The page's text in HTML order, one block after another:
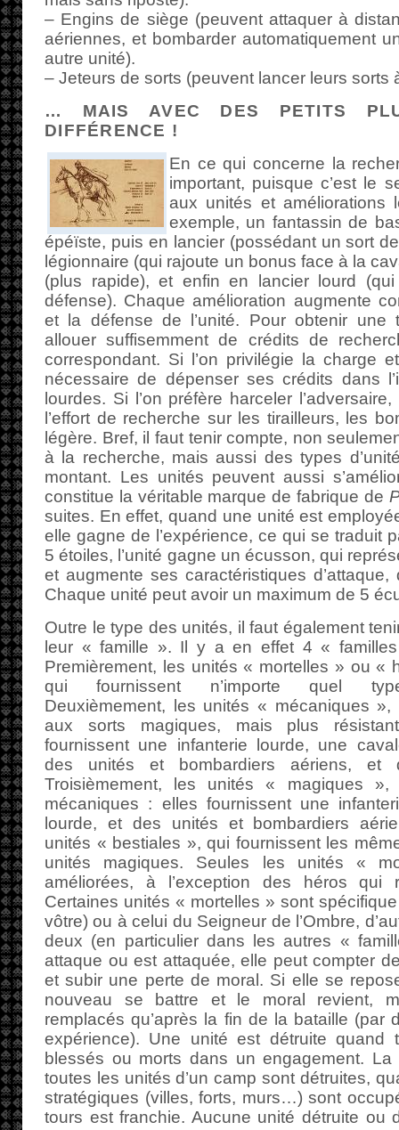
– Engins de siège (peuvent attaquer à
aériennes, et bombarder automatiquement
autre unité).
– Jeteurs de sorts (peuvent lancer leurs sorts
… MAIS AVEC DES PETITS
DIFFÉRENCE !
En ce qui concerne la
important, puisque c’est le
aux unités et améliorations
exemple, un fantassin de
épéïste, puis en lancier (possédant un sort
légionnaire (qui rajoute un bonus face à la
(plus rapide), et enfin en lancier lourd
défense). Chaque amélioration augmente
et la défense de l’unité. Pour obtenir une
allouer suffisemment de crédits de
correspondant. Si l’on privilégie la charge
nécessaire de dépenser ses crédits dans
lourdes. Si l’on préfère harceler
l’effort de recherche sur les tirailleurs, les
légère. Bref, il faut tenir compte, non
à la recherche, mais aussi des types
montant. Les unités peuvent aussi
constitue la véritable marque de fabrique de
suites. En effet, quand une unité est
elle gagne de l’expérience, ce qui se traduit
5 étoiles, l’unité gagne un écusson, qui
et augmente ses caractéristiques
Chaque unité peut avoir un maximum de 5
Outre le type des unités, il faut également
leur « famille ». Il y a en effet 4 « familles
Premièrement, les unités « mortelles » ou «
qui fournissent n’importe quel
Deuxièmement, les unités « mécaniques »,
aux sorts magiques, mais plus
fournissent une infanterie lourde, une
des unités et bombardiers aériens, et
Troisièmement, les unités « magiques »,
mécaniques : elles fournissent une
lourde, et des unités et bombardiers
unités « bestiales », qui fournissent les
unités magiques. Seules les unités «
améliorées, à l’exception des héros qui
Certaines unités « mortelles » sont
vôtre) ou à celui du Seigneur de l’Ombre,
deux (en particulier dans les autres «
attaque ou est attaquée, elle peut compter
et subir une perte de moral. Si elle se
nouveau se battre et le moral revient,
remplacés qu’après la fin de la bataille (par
expérience). Une unité est détruite quand
blessés ou morts dans un engagement. La
toutes les unités d’un camp sont détruites,
stratégiques (villes, forts, murs…) sont
tours est franchie. Aucune unité détruite ou